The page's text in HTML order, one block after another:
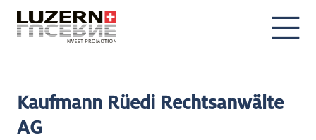
Kaufmann Rüedi Rechtsanwälte
AG